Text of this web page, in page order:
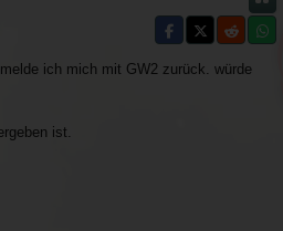
ich mich mit GW2 zurück. würde
ist.